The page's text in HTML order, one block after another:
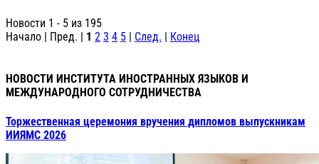
Новости 1 - 5 из 195
Начало | Пред. | 1 2 3 4 5 | След. | Конец
НОВОСТИ ИНСТИТУТА ИНОСТРАННЫХ ЯЗЫКОВ И
МЕЖДУНАРОДНОГО СОТРУДНИЧЕСТВА
Торжественная церемония вручения дипломов выпускникам
ИИЯМС 2026